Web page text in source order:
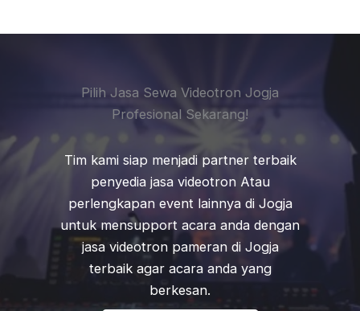
Pilih Jasa Sewa Videotron Jogja
Profesional Sekarang!
Tim kami siap menjadi partner terbaik
penyedia jasa videotron Atau
perlengkapan event lainnya di Jogja
untuk mensupport acara anda dengan
jasa videotron pameran di Jogja
terbaik agar acara anda yang
berkesan.